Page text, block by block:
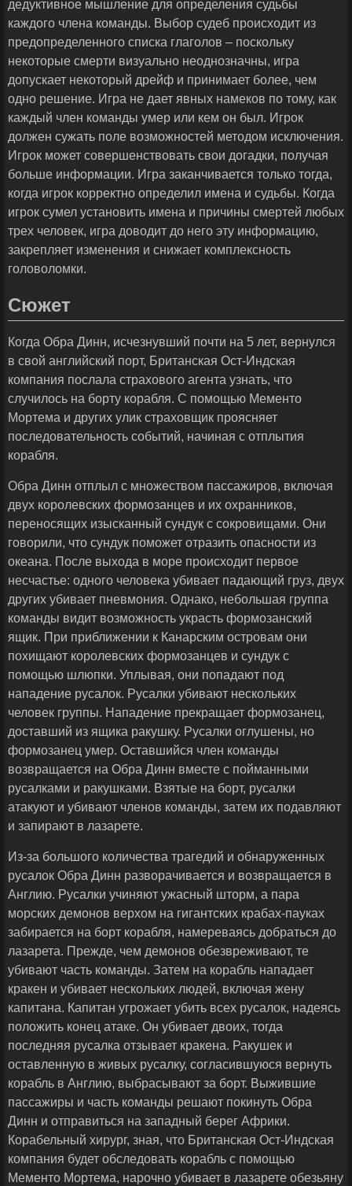
дедуктивное мышление для определения судьбы
каждого члена команды. Выбор судеб происходит из
предопределенного списка глаголов – поскольку
некоторые смерти визуально неоднозначны, игра
допускает некоторый дрейф и принимает более, чем
одно решение. Игра не дает явных намеков по тому, как
каждый член команды умер или кем он был. Игрок
должен сужать поле возможностей методом исключения.
Игрок может совершенствовать свои догадки, получая
больше информации. Игра заканчивается только тогда,
когда игрок корректно определил имена и судьбы. Когда
игрок сумел установить имена и причины смертей любых
трех человек, игра доводит до него эту информацию,
закрепляет изменения и снижает комплексность
головоломки.
Сюжет
Когда Обра Динн, исчезнувший почти на 5 лет, вернулся
в свой английский порт, Британская Ост-Индская
компания послала страхового агента узнать, что
случилось на борту корабля. С помощью Мементо
Мортема и других улик страховщик проясняет
последовательность событий, начиная с отплытия
корабля.
Обра Динн отплыл с множеством пассажиров, включая
двух королевских формозанцев и их охранников,
переносящих изысканный сундук с сокровищами. Они
говорили, что сундук поможет отразить опасности из
океана. После выхода в море происходит первое
несчастье: одного человека убивает падающий груз, двух
других убивает пневмония. Однако, небольшая группа
команды видит возможность украсть формозанский
ящик. При приближении к Канарским островам они
похищают королевских формозанцев и сундук с
помощью шлюпки. Уплывая, они попадают под
нападение русалок. Русалки убивают нескольких
человек группы. Нападение прекращает формозанец,
доставший из ящика ракушку. Русалки оглушены, но
формозанец умер. Оставшийся член команды
возвращается на Обра Динн вместе с пойманными
русалками и ракушками. Взятые на борт, русалки
атакуют и убивают членов команды, затем их подавляют
и запирают в лазарете.
Из-за большого количества трагедий и обнаруженных
русалок Обра Динн разворачивается и возвращается в
Англию. Русалки учиняют ужасный шторм, а пара
морских демонов верхом на гигантских крабах-пауках
забирается на борт корабля, намереваясь добраться до
лазарета. Прежде, чем демонов обезвреживают, те
убивают часть команды. Затем на корабль нападает
кракен и убивает нескольких людей, включая жену
капитана. Капитан угрожает убить всех русалок, надеясь
положить конец атаке. Он убивает двоих, тогда
последняя русалка отзывает кракена. Ракушек и
оставленную в живых русалку, согласившуюся вернуть
корабль в Англию, выбрасывают за борт. Выжившие
пассажиры и часть команды решают покинуть Обра
Динн и отправиться на западный берег Африки.
Корабельный хирург, зная, что Британская Ост-Индская
компания будет обследовать корабль с помощью
Мементо Мортема, нарочно убивает в лазарете обезьяну